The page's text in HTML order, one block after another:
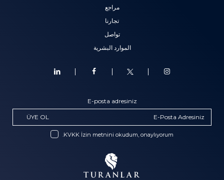
مراجع
تجارنا
تواصل
الموارد البشرية
E-posta adresiniz
ÜYE OL
KVKK İzin metnini okudum, onaylıyorum.